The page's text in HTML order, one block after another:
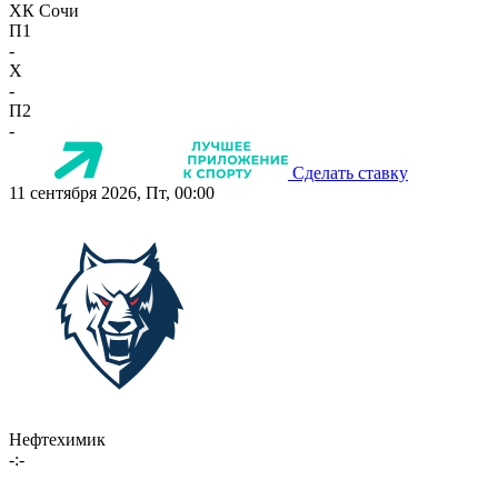
ХК Сочи
П1
-
X
-
П2
-
Сделать ставку
11 сентября 2026, Пт, 00:00
Нефтехимик
-:-